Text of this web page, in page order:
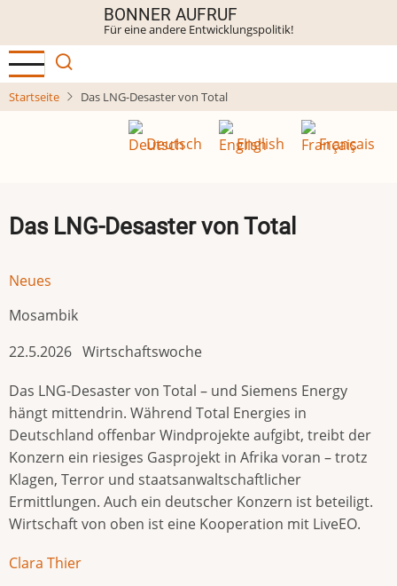
Inhalt
BONNER AUFRUF
Für eine andere Entwicklungspolitik!
Startseite Das LNG-Desaster von Total
Deutsch English Français
Das LNG-Desaster von Total
Neues
Mosambik
22.5.2026 Wirtschaftswoche
Das LNG-Desaster von Total – und Siemens Energy
hängt mittendrin. Während Total Energies in
Deutschland offenbar Windprojekte aufgibt, treibt der
Konzern ein riesiges Gasprojekt in Afrika voran – trotz
Klagen, Terror und staatsanwaltschaftlicher
Ermittlungen. Auch ein deutscher Konzern ist beteiligt.
Wirtschaft von oben ist eine Kooperation mit LiveEO.
Clara Thier